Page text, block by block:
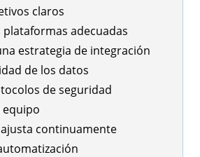
claros
plataformas adecuadas
estrategia de integración
de los datos
de seguridad
equipo
continuamente